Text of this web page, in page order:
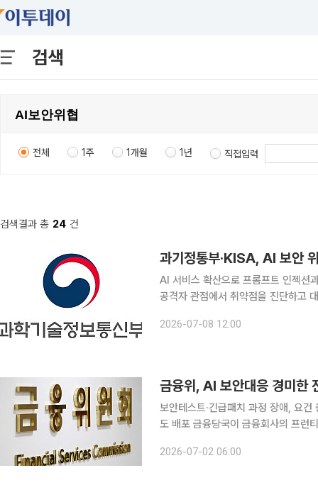
검색
전체 1주 1개월 1년 직접입력
검색결과 총 24 건
과기정통부·KISA, AI 보안
AI 서비스 확산으로 프롬프트 인젝션
공격자 관점에서 취약점을 진단하고 대응하는
뉴얼'과 'AI 보안 레드티밍 가이드'를
2026-07-08 12:00
금융위, AI 보안대응 경미한
보안테스트·긴급패치 과정 장애, 요
도 배포 금융당국이 금융회사의 프런티어 AI 보안위협 대응 과정에서 발생하는 경미한 전산장애에
2026-07-02 06:00